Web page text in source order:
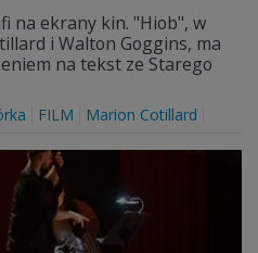
na ekrany kin. "Hiob", w
i Walton Goggins, ma
na tekst ze Starego
FILM Marion Cotillard